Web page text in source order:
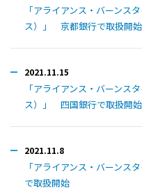
「アライアンス・バーンス
ス）」 京都銀行で取扱開始
2021.11.15
「アライアンス・バーンス
ス）」 四国銀行で取扱開始
2021.11.8
「アライアンス・バーン
で取扱開始